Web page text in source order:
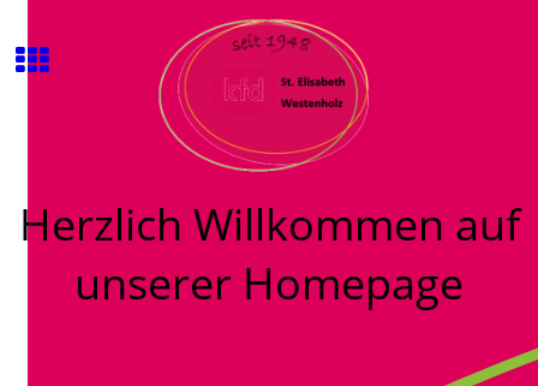
Herzlich Willkommen auf
unserer Homepage